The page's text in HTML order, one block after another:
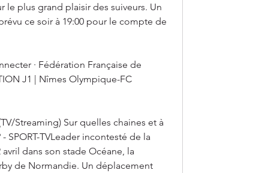
le plus grand plaisir des suiveurs. Un
ce soir à 19:00 pour le compte de
· Fédération Française de
J1 | Nîmes Olympique-FC
Streaming) Sur quelles chaines et à
SPORT-TVLeader incontesté de la
dans son stade Océane, la
de Normandie. Un déplacement